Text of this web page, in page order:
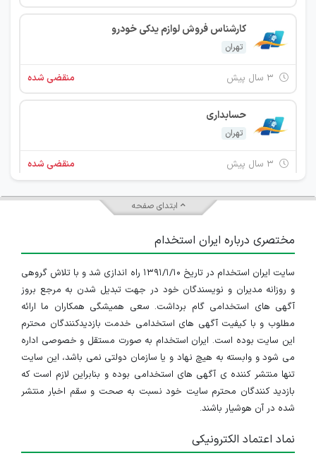
کارشناس فروش لوازم یدکی خودرو
تهران
منقضی شده
حسابداری
تهران
منقضی شده
متصدی خدمات و پدیرائی
۳ سال پیش منقضی شده
کارشناس فروش تلفن همراه
تهران
۳ سال پیش منقضی شده
تهران
ابتدای صفحه
مختصری درباره ایران استخدام
سایت ایران استخدام در تاریخ ۱۳۹۱/۱/۱۰ راه اندازی شد و با تلاش گروهی
و روزانه مدیران و نویسندگان خود در جهت تبدیل شدن به مرجع بروز
آگهی های استخدامی گام برداشت. سعی همیشگی همکاران ما ارائه
مطلوب و با کیفیت آگهی های استخدامی خدمت بازدیدکنندگان محترم
این سایت بوده است. ایران استخدام به صورت مستقل و خصوصی اداره
می شود و وابسته به هیچ نهاد و یا سازمان دولتی نمی باشد، این سایت
تنها منتشر کننده ی آگهی های استخدامی بوده و بنابراین لازم است که
بازدید کنندگان محترم سایت خود نسبت به صحت و سقم اخبار منتشر
شده در آن هوشیار باشند.
نماد اعتماد الکترونیکی